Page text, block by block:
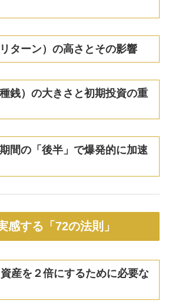
ターン）の高さとその影響
銭）の大きさと初期投資の重
間の「後半」で爆発的に加速
感する「72の法則」
産を２倍にするために必要な